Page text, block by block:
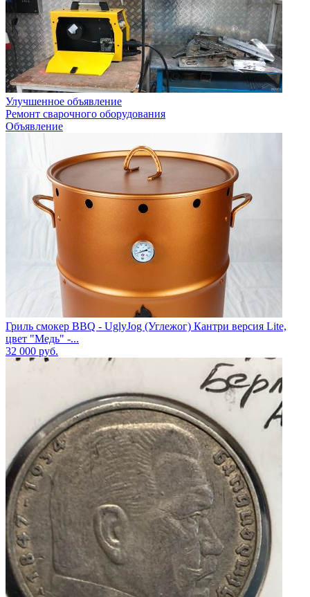
Улучшенное объявление
Ремонт сварочного оборудования
Объявление
Гриль смокер BBQ - UglyJog (Углежог) Кантри версия Lite,
цвет "Медь" -...
32 000 руб.